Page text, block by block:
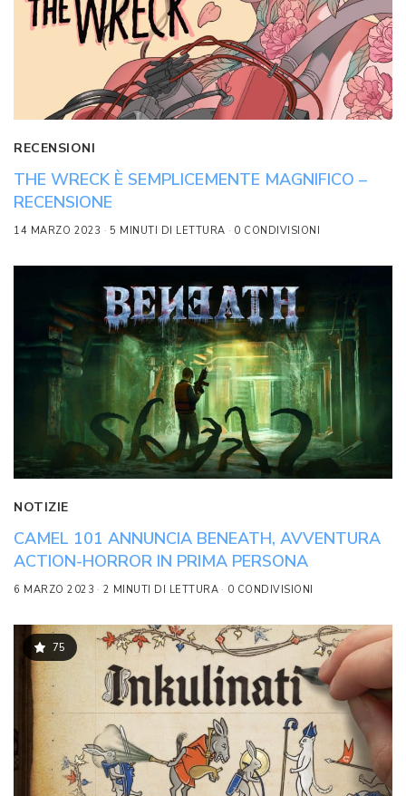
RECENSIONI
THE WRECK È SEMPLICEMENTE MAGNIFICO –
RECENSIONE
14 MARZO 2023 5 MINUTI DI LETTURA 0 CONDIVISIONI
NOTIZIE
CAMEL 101 ANNUNCIA BENEATH, AVVENTURA
ACTION-HORROR IN PRIMA PERSONA
6 MARZO 2023 2 MINUTI DI LETTURA 0 CONDIVISIONI
75